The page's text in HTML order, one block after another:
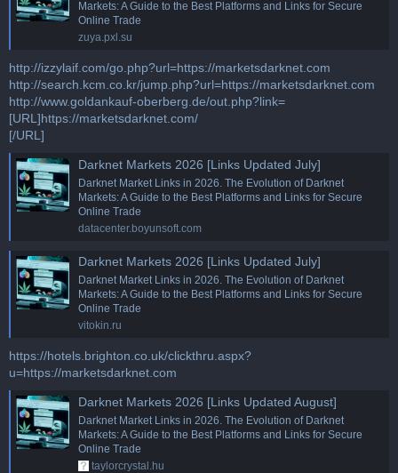
Markets: A Guide to the Best Platforms and Links for Secure
Online Trade
zuya.pxl.su
http://izzylaif.com/go.php?url=https://marketsdarknet.com
http://search.kcm.co.kr/jump.php?url=https://marketsdarknet.com
http://www.goldankauf-oberberg.de/out.php?link=
[URL]https://marketsdarknet.com/
[/URL]
Darknet Markets 2026 [Links Updated July]
Darknet Market Links in 2026. The Evolution of Darknet
Markets: A Guide to the Best Platforms and Links for Secure
Online Trade
datacenter.boyunsoft.com
Darknet Markets 2026 [Links Updated July]
Darknet Market Links in 2026. The Evolution of Darknet
Markets: A Guide to the Best Platforms and Links for Secure
Online Trade
vitokin.ru
https://hotels.brighton.co.uk/clickthru.aspx?
u=https://marketsdarknet.com
Darknet Markets 2026 [Links Updated August]
Darknet Market Links in 2026. The Evolution of Darknet
Markets: A Guide to the Best Platforms and Links for Secure
Online Trade
taylorcrystal.hu